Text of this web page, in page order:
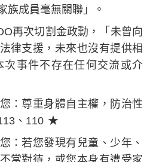
族成員毫無關聯」。
再次切割金政勳，「未曾向
律支援，未來也沒有提供相
次事件不存在任何交流或介
：尊重身體自主權，防治性
、110 ​★
：若您發現有兒童、少年、